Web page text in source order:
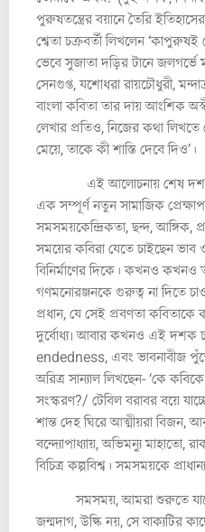
পুরুষতন্ত্রের বয়ানে তৈরি
শ্বেতা চক্রবর্তী লিখলেন
ভেবে সুজাতা দড়ির টানে
সেনগুপ্ত, যশোধরা রায়চৌধুরী,
বাংলা কবিতা তার দায় আংশিক
লেখার প্রতিও, নিজের কথা
মেয়ে, তাকে কী শাস্তি দেবে দিও’।
এই আলোচনায় শেষ দশক,
এক সম্পূর্ণ নতুন সামাজিক
সমসময়কেন্দ্রিকতা, ছন্দ, আঙ্গিক,
সময়ের কবিরা যেতে চাইছেন ভাব
বিনির্মাণের দিকে। কখনও কখনও
গণমনোরঞ্জনকে গুরুত্ব না দিতে
প্রধান, যে সেই প্রবণতা
দুর্বোধ্য৷ আবার কখনও এই দশক
endedness, এবং ভাবনাবীজ
অরিত্র সান্যাল লিখছেন- ‘কে
সংস্করণ?/ টেবিল বরাবর বয়ে
শান্ত দেহ ঘিরে আত্মীয়রা বিজন,
বন্দ্যোপাধ্যায়, অভিমন্যু মাহাতো,
বিচিত্র কল্পবিশ্ব। সমসময়কে
সমসময়, আমরা শুরুতে যাকে
জন্মদাগ, উল্কি নয়, সে বাক্যটির